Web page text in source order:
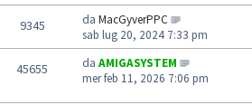
9345 da MacGyverPPC
sab lug 20, 2024 7:33 pm
45655 da AMIGASYSTEM
mer feb 11, 2026 7:06 pm